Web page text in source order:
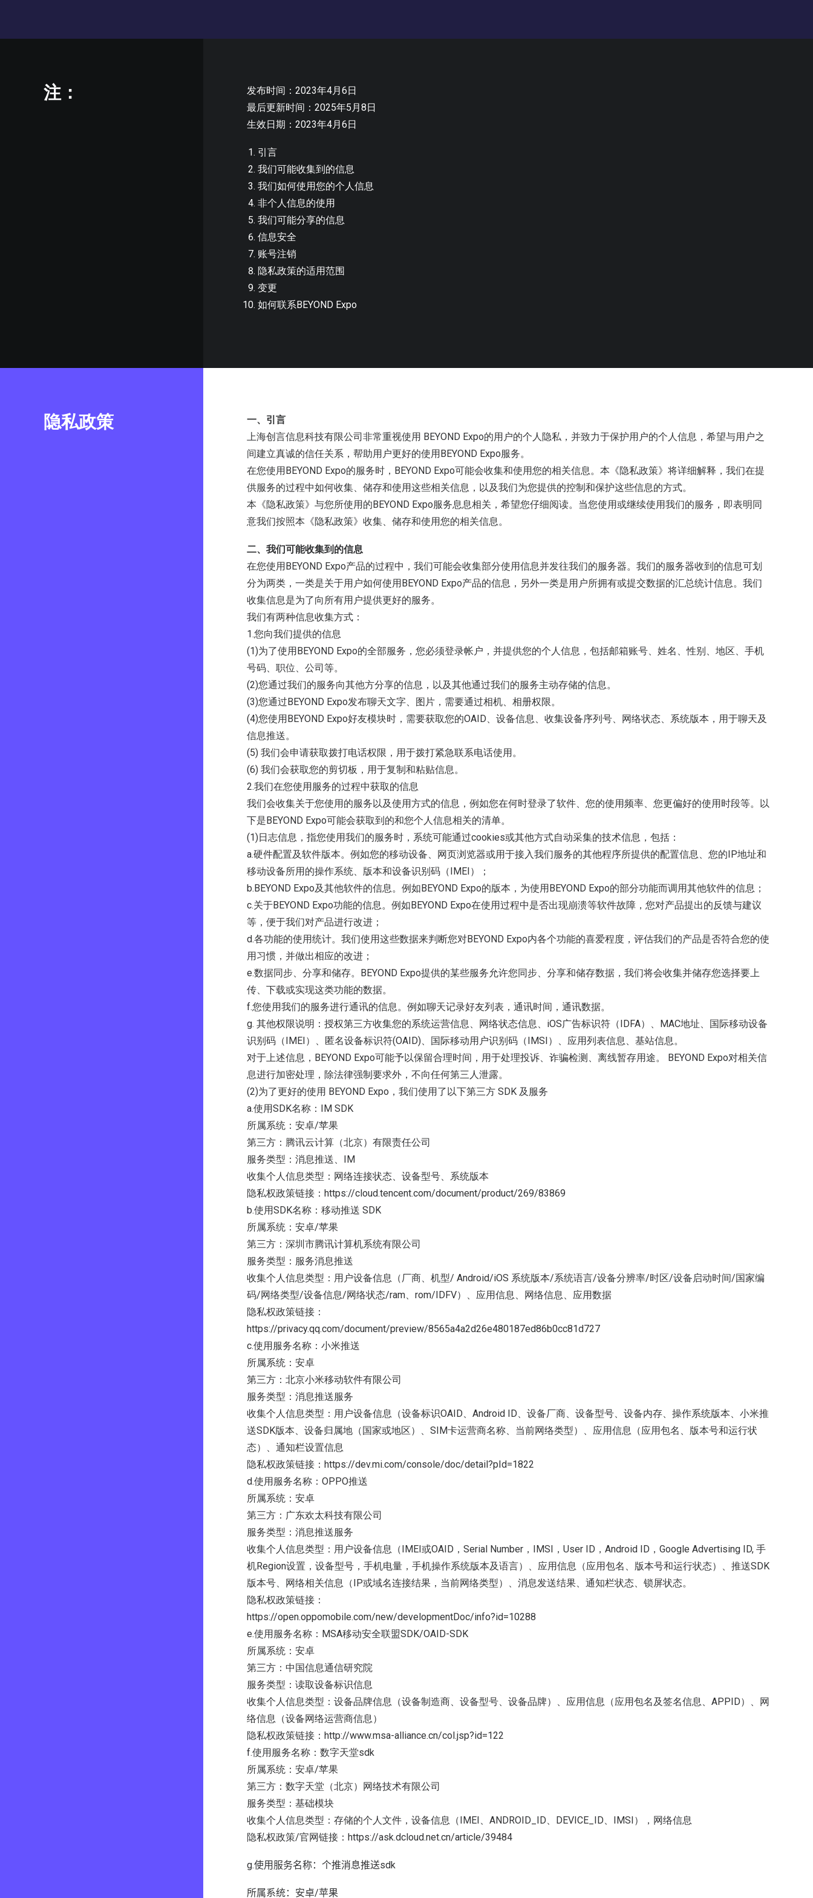
注：
发布时间：2023年4月6日
最后更新时间：2025年5月8日
生效日期：2023年4月6日
引言
我们可能收集到的信息
我们如何使用您的个人信息
非个人信息的使用
我们可能分享的信息
信息安全
账号注销
隐私政策的适用范围
变更
如何联系BEYOND Expo
隐私政策
一、引言
上海创言信息科技有限公司非常重视使用 BEYOND Expo的用户的个人隐私，并致力于保护用户的个人信息，希望与用户之
间建立真诚的信任关系，帮助用户更好的使用BEYOND Expo服务。
在您使用BEYOND Expo的服务时，BEYOND Expo可能会收集和使用您的相关信息。本《隐私政策》将详细解释，我们在提
供服务的过程中如何收集、储存和使用这些相关信息，以及我们为您提供的控制和保护这些信息的方式。
本《隐私政策》与您所使用的BEYOND Expo服务息息相关，希望您仔细阅读。当您使用或继续使用我们的服务，即表明同
意我们按照本《隐私政策》收集、储存和使用您的相关信息。
二、我们可能收集到的信息
在您使用BEYOND Expo产品的过程中，我们可能会收集部分使用信息并发往我们的服务器。我们的服务器收到的信息可划
分为两类，一类是关于用户如何使用BEYOND Expo产品的信息，另外一类是用户所拥有或提交数据的汇总统计信息。我们
收集信息是为了向所有用户提供更好的服务。
我们有两种信息收集方式：
1.您向我们提供的信息
(1)为了使用BEYOND Expo的全部服务，您必须登录帐户，并提供您的个人信息，包括邮箱账号、姓名、性别、地区、手机
号码、职位、公司等。
(2)您通过我们的服务向其他方分享的信息，以及其他通过我们的服务主动存储的信息。
(3)您通过BEYOND Expo发布聊天文字、图片，需要通过相机、相册权限。
(4)您使用BEYOND Expo好友模块时，需要获取您的OAID、设备信息、收集设备序列号、网络状态、系统版本，用于聊天及
信息推送。
(5) 我们会申请获取拨打电话权限，用于拨打紧急联系电话使用。
(6) 我们会获取您的剪切板，用于复制和粘贴信息。
2.我们在您使用服务的过程中获取的信息
我们会收集关于您使用的服务以及使用方式的信息，例如您在何时登录了软件、您的使用频率、您更偏好的使用时段等。以
下是BEYOND Expo可能会获取到的和您个人信息相关的清单。
(1)日志信息，指您使用我们的服务时，系统可能通过cookies或其他方式自动采集的技术信息，包括：
a.硬件配置及软件版本。例如您的移动设备、网页浏览器或用于接入我们服务的其他程序所提供的配置信息、您的IP地址和
移动设备所用的操作系统、版本和设备识别码（IMEI）；
b.BEYOND Expo及其他软件的信息。例如BEYOND Expo的版本，为使用BEYOND Expo的部分功能而调用其他软件的信息；
c.关于BEYOND Expo功能的信息。例如BEYOND Expo在使用过程中是否出现崩溃等软件故障，您对产品提出的反馈与建议
等，便于我们对产品进行改进；
d.各功能的使用统计。我们使用这些数据来判断您对BEYOND Expo内各个功能的喜爱程度，评估我们的产品是否符合您的使
用习惯，并做出相应的改进；
e.数据同步、分享和储存。BEYOND Expo提供的某些服务允许您同步、分享和储存数据，我们将会收集并储存您选择要上
传、下载或实现这类功能的数据。
f.您使用我们的服务进行通讯的信息。例如聊天记录好友列表，通讯时间，通讯数据。
g. 其他权限说明：授权第三方收集您的系统运营信息、网络状态信息、iOS广告标识符（IDFA）、MAC地址、国际移动设备
识别码（IMEI）、匿名设备标识符(OAID)、国际移动用户识别码（IMSI）、应用列表信息、基站信息。
对于上述信息，BEYOND Expo可能予以保留合理时间，用于处理投诉、诈骗检测、离线暂存用途。 BEYOND Expo对相关信
息进行加密处理，除法律强制要求外，不向任何第三人泄露。
(2)为了更好的使用 BEYOND Expo，我们使用了以下第三方 SDK 及服务
a.使用SDK名称：IM SDK
所属系统：安卓/苹果
第三方：腾讯云计算（北京）有限责任公司
服务类型：消息推送、IM
收集个人信息类型：网络连接状态、设备型号、系统版本
隐私权政策链接：https://cloud.tencent.com/document/product/269/83869
b.使用SDK名称：移动推送 SDK
所属系统：安卓/苹果
第三方：深圳市腾讯计算机系统有限公司
服务类型：服务消息推送
收集个人信息类型：用户设备信息（厂商、机型/ Android/iOS 系统版本/系统语言/设备分辨率/时区/设备启动时间/国家编
码/网络类型/设备信息/网络状态/ram、rom/IDFV）、应用信息、网络信息、应用数据
隐私权政策链接：
https://privacy.qq.com/document/preview/8565a4a2d26e480187ed86b0cc81d727
c.使用服务名称：小米推送
所属系统：安卓
第三方：北京小米移动软件有限公司
服务类型：消息推送服务
收集个人信息类型：用户设备信息（设备标识OAID、Android ID、设备厂商、设备型号、设备内存、操作系统版本、小米推
送SDK版本、设备归属地（国家或地区）、SIM卡运营商名称、当前网络类型）、应用信息（应用包名、版本号和运行状
态）、通知栏设置信息
隐私权政策链接：https://dev.mi.com/console/doc/detail?pId=1822
d.使用服务名称：OPPO推送
所属系统：安卓
第三方：广东欢太科技有限公司
服务类型：消息推送服务
收集个人信息类型：用户设备信息（IMEI或OAID，Serial Number，IMSI，User ID，Android ID，Google Advertising ID, 手
机Region设置，设备型号，手机电量，手机操作系统版本及语言）、应用信息（应用包名、版本号和运行状态）、推送SDK
版本号、网络相关信息（IP或域名连接结果，当前网络类型）、消息发送结果、通知栏状态、锁屏状态。
隐私权政策链接：
https://open.oppomobile.com/new/developmentDoc/info?id=10288
e.使用服务名称：MSA移动安全联盟SDK/OAID-SDK
所属系统：安卓
第三方：中国信息通信研究院
服务类型：读取设备标识信息
收集个人信息类型：设备品牌信息（设备制造商、设备型号、设备品牌）、应用信息（应用包名及签名信息、APPID）、网
络信息（设备网络运营商信息）
隐私权政策链接：http://www.msa-alliance.cn/col.jsp?id=122
f.使用服务名称：数字天堂sdk
所属系统：安卓/苹果
第三方：数字天堂（北京）网络技术有限公司
服务类型：基础模块
收集个人信息类型：存储的个人文件，设备信息（IMEI、ANDROID_ID、DEVICE_ID、IMSI），网络信息
隐私权政策/官网链接：https://ask.dcloud.net.cn/article/39484
g.使用 服务名称：个推消息推送sdk
所属系统：安卓/苹果